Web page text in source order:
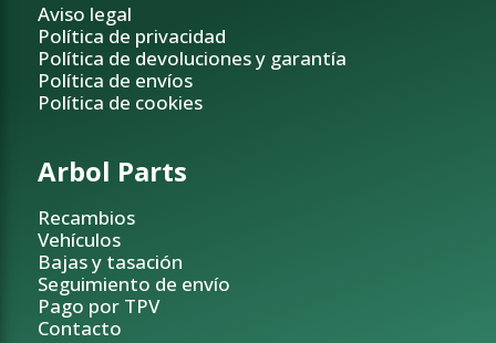
Aviso legal
Política de privacidad
Política de devoluciones y garantía
Política de envíos
Política de cookies
Arbol Parts
Recambios
Vehículos
Bajas y tasación
Seguimiento de envío
Pago por TPV
Contacto